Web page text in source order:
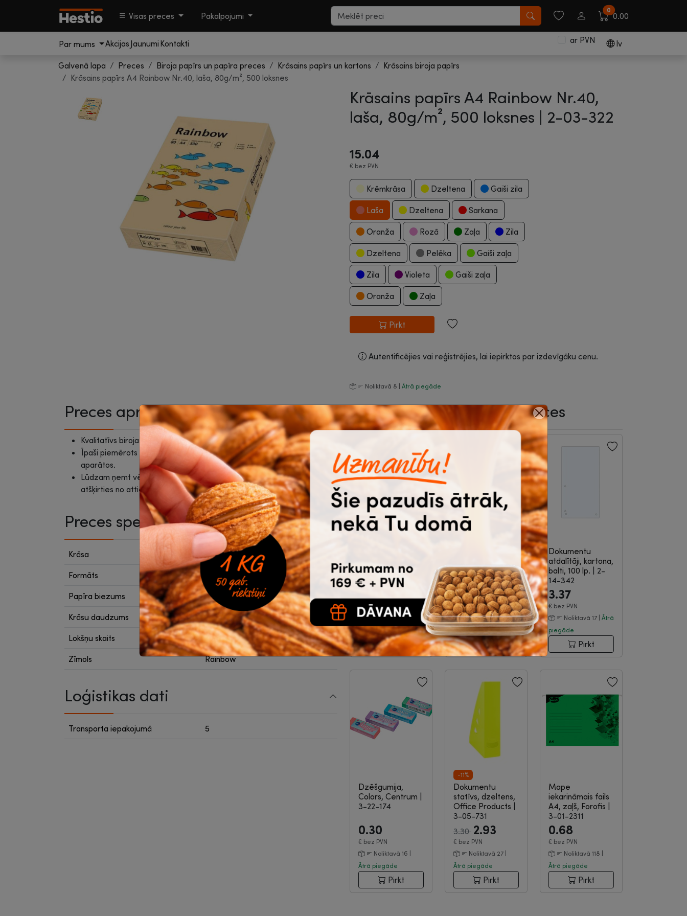
Visas preces Pakalpojumi
0
0.00
Par mums Akcijas Jaunumi Kontakti ar PVN lv
Galvenā lapa Preces Biroja papīrs un papīra preces Krāsains papīrs un kartons
Krāsains biroja papīrs
Krāsains papīrs A4 Rainbow Nr.40, laša, 80g/m², 500 loksnes
Krāsains papīrs A4 Rainbow Nr.40,
laša, 80g/m², 500 loksnes | 2-03-322
15.04
€ bez PVN
Krēmkrāsa Dzeltena Gaiši zila
Laša Dzeltena Sarkana
Oranža Rozā Zaļa Zila
Dzeltena Pelēka Gaiši zaļa
Zila Violeta Gaiši zaļa
Oranža Zaļa
Pirkt
Autentificējies vai reģistrējies, lai iepirktos par izdevīgāku cenu.
Noliktavā 8 | Ātrā piegāde
Preces apraksts
Kvalitatīvs biroja papīrs.
Īpaši piemērots teksta darbu drukai visa veida printeros un kopēšanas
aparātos.
Lūdzam ņemt vērā, ka uz ekrāna redzamais tonis var nedaudz
atšķirties no attiecīgā papīra toņa.
Preces specifikācija
Krāsa Laša
Formāts
Papīra biezums 80 g/m²
Krāsu daudzums 1 krāsa
Lokšņu skaits 500 loksnes
Zīmols Rainbow
Loģistikas dati
Transporta iepakojumā 5
Biežāk pirktās saistītās preces
Office Products
3-11-165
1.18
€bez PVN
Noliktavā 425 |
Ātrā piegāde
Pirkt
melns, Q-
Connect|3-09-
983
0.61 0.37
€bez PVN
Noliktavā 2740 |
Ātrā piegāde
Pirkt
Dokumentu
atdalītāji, kartona,
balti, 100 lp.
2-
14-342
3.37
€ bez PVN
Noliktavā 17 | Ātrā
piegāde
Pirkt
Dzēšgumija,
Colors, Centrum
3-22-174
0.30
€ bez PVN
Noliktavā 16 |
Ātrā piegāde
Pirkt
-11%
Izpārdošana
Dokumentu
statīvs, dzeltens,
Office Products
3-05-731
3.30 2.93
€ bez PVN
Noliktavā 27 |
Ātrā piegāde
Pirkt
Mape
iekarināmais fails
A4, zaļš, Forofis
3-01-2311
0.68
€ bez PVN
Noliktavā 118 |
Ātrā piegāde
Pirkt